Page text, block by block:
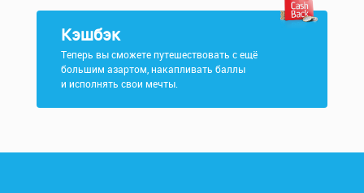
Кэшбэк
Теперь вы сможете путешествовать с ещё
большим азартом, накапливать баллы
и исполнять свои мечты.